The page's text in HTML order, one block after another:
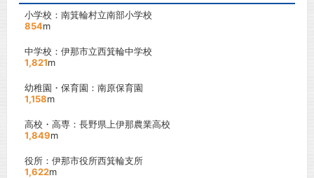
小学校：南箕輪村立南部小学校
854m
中学校：伊那市立西箕輪中学校
1,821m
幼稚園・保育園：南原保育園
1,158m
高校・高専：長野県上伊那農業高校
1,849m
役所：伊那市役所西箕輪支所
1,622m